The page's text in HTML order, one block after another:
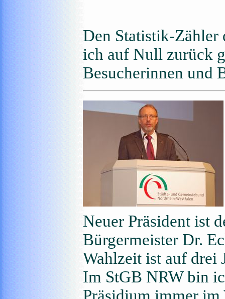
Den Statistik-Zähler
ich auf Null zurück
Besucherinnen und
Neuer Präsident ist
Bürgermeister Dr.
Wahlzeit ist auf drei
Im StGB NRW bin